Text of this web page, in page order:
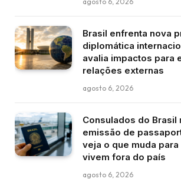
Brasil enfrenta nova
diplomática
avalia impactos para
relações externas
agosto 6, 2026
Consulados do Brasil
emissão de
veja o que muda
vivem fora do país
agosto 6, 2026